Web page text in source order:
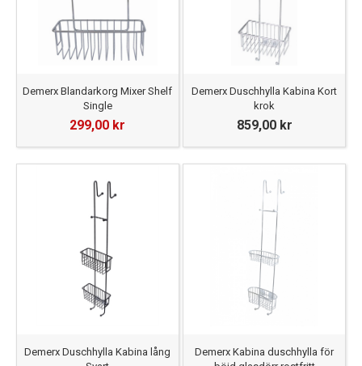
Demerx Blandarkorg Mixer Shelf
Single
299,00 kr
Demerx Duschhylla Kabina Kort
krok
859,00 kr
Demerx Duschhylla Kabina lång
Demerx Kabina duschhylla för